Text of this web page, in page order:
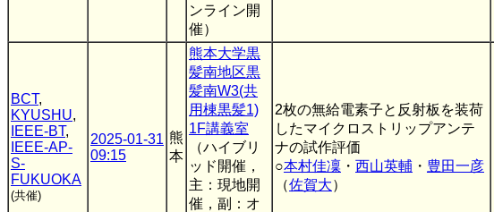
ンライン開
催）
BCT,
KYUSHU,
IEEE-BT,
IEEE-AP-
S-
FUKUOKA
(共催)
2025-01-31
09:15
熊
本
熊本大学黒
髪南地区黒
髪南W3(共
用棟黒髪1)
1F講義室
（ハイブリ
ッド開催，
主：現地開
催，副：オ
2枚の無給電素子と反射板を装荷
したマイクロストリップアンテ
ナの試作評価
○本村佳凜 ・ 西山英輔 ・ 豊田一彦
（佐賀大）